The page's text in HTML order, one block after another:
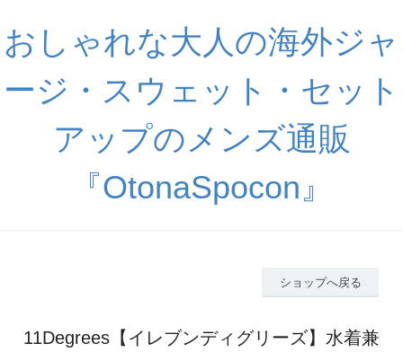
おしゃれな大人の海外ジャ
ージ・スウェット・セット
アップのメンズ通販
『OtonaSpocon』
ショップへ戻る
11Degrees【イレブンディグリーズ】水着兼